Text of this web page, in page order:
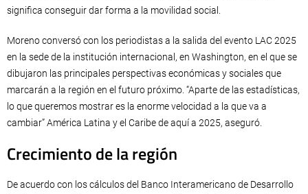
significa conseguir dar forma a la movilidad social.
Moreno conversó con los periodistas a la salida del evento LAC 2025
en la sede de la institución internacional, en Washington, en el que se
dibujaron las principales perspectivas económicas y sociales que
marcarán a la región en el futuro próximo. “Aparte de las estadísticas,
lo que queremos mostrar es la enorme velocidad a la que va a
cambiar” América Latina y el Caribe de aquí a 2025, aseguró.
Crecimiento de la región
De acuerdo con los cálculos del Banco Interamericano de Desarrollo